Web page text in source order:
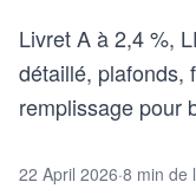
Livret A à 2,4 %,
détaillé, plafonds,
remplissage pour
22 April 2026·8 min de